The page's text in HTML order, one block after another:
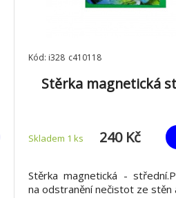
Kód: i328_c410118
Stěrka magnetická
Skladem 1 ks 240 Kč
Stěrka magnetická -
na odstranění nečistot ze stěn